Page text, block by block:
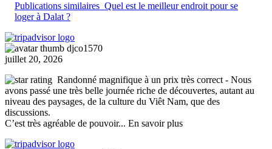
Publications similaires Quel est le meilleur endroit pour se
loger à Dalat ?
djco1570
juillet 20, 2026
Randonné magnifique à un prix très correct - Nous
avons passé une très belle journée riche de découvertes, autant au
niveau des paysages, de la culture du Viêt Nam, que des
discussions.
C’est très agréable de pouvoir... En savoir plus